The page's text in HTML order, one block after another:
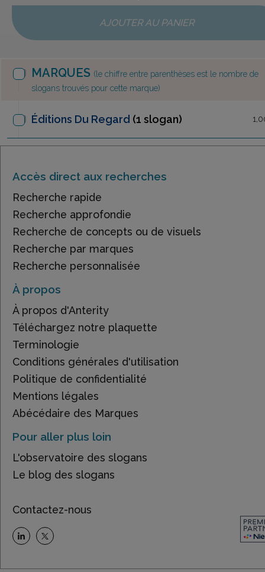
AJOUTER AU PANIER
MARQUES (le chiffre entre parenthèses est le nombre de
slogans trouvés pour cette marque)
Éditions Du Regard (1 slogan)
Accès direct aux recherches
Recherche rapide
Recherche approfondie
Recherche de concepts ou de visuels
Recherche par marques
Recherche personnalisée
À propos
À propos d'Anterity
Téléchargez notre plaquette
Terminologie
Conditions générales d'utilisation
Politique de confidentialité
Mentions légales
Abécédaire des Marques
Pour aller plus loin
L'observatoire des slogans
Le blog des slogans
Contactez-nous